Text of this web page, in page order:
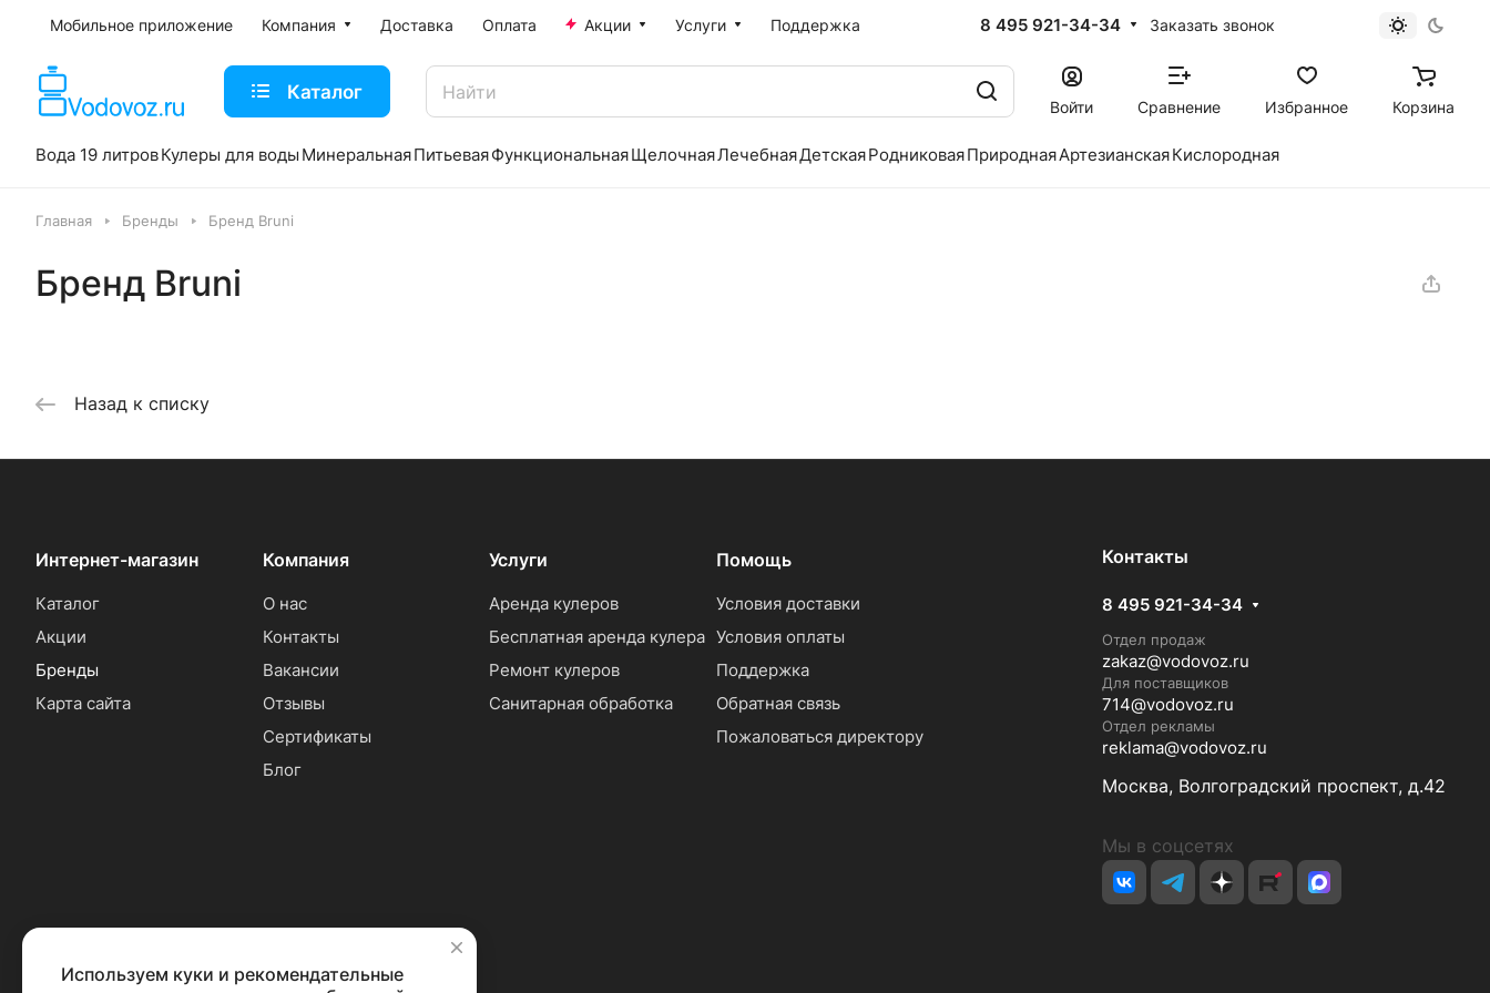
Мобильное приложение Компания Доставка Оплата Акции Услуги Поддержка 8 495 921-34-34 Заказать звонок
Каталог
Войти Сравнение Избранное Корзина
Вода 19 литровКулеры для воды МинеральнаяПитьеваяФункциональнаяЩелочнаяЛечебнаяДетскаяРодниковаяПрироднаяАртезианскаяКислородная
Главная Бренды Бренд Bruni
Бренд Bruni
Назад к списку
Интернет-магазин
Каталог
Акции
Бренды
Карта сайта
Компания
О нас
Контакты
Вакансии
Отзывы
Сертификаты
Блог
Услуги
Аренда кулеров
Бесплатная аренда кулера
Ремонт кулеров
Санитарная обработка
Помощь
Условия доставки
Условия оплаты
Поддержка
Обратная связь
Пожаловаться директору
Контакты
8 495 921-34-34
Отдел продаж
zakaz@vodovoz.ru
Для поставщиков
714@vodovoz.ru
Отдел рекламы
reklama@vodovoz.ru
Москва, Волгоградский проспект, д.42
Мы в соцсетях
✕
Используем куки и рекомендательные